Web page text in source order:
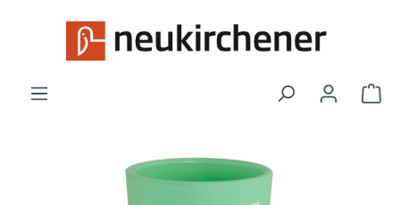
Zum Hauptinhalt springen
Bildergalerie überspringen